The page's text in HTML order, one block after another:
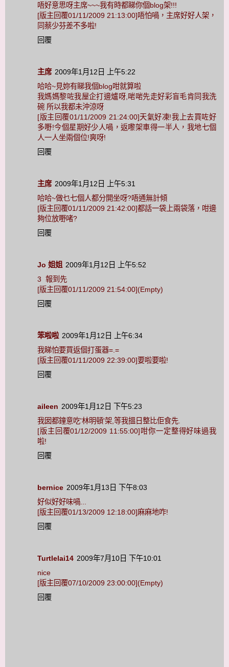
唔好意思呀主席~~~我有時都睇你個blog架!!!
[版主回覆01/11/2009 21:13:00]唔怕喎，主席好好人架，
同蔡少芬差不多啦!
回覆
主席 2009年1月12日 上午5:22
哈哈~見妳有睇我個blog咁就算啦
我媽媽黎咗我屋企打邊爐呀,啱啱先走好彩盲毛肯同我洗
碗 所以我都未沖涼呀
[版主回覆01/11/2009 21:24:00]天氣好凍!我上去買咗好
多嘢!今個星期好少人喎，返嚟架車得一半人，我地七個
人一人坐兩個位!爽呀!
回覆
主席 2009年1月12日 上午5:31
哈哈~做乜七個人都分開坐呀?唔通無計傾
[版主回覆01/11/2009 21:42:00]都話一袋上兩袋落，咁邊
夠位放嘢啫?
回覆
Jo 姐姐 2009年1月12日 上午5:52
3 報到先
[版主回覆01/11/2009 21:54:00](Empty)
回覆
笨啦啦 2009年1月12日 上午6:34
我睇怕要買返個打蛋器=.=
[版主回覆01/11/2009 22:39:00]要啦要啦!
回覆
aileen 2009年1月12日 下午5:23
我囡都鐘意吃'林明頓'架,等我搵日整比佢食先.
[版主回覆01/12/2009 11:55:00]咁你一定整得好味過我
啦!
回覆
bernice 2009年1月13日 下午8:03
好似好好味喎...
[版主回覆01/13/2009 12:18:00]麻麻地咋!
回覆
Turtlelai14 2009年7月10日 下午10:01
nice
[版主回覆07/10/2009 23:00:00](Empty)
回覆